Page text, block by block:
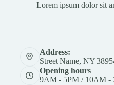
Lorem ipsum dolor sit
Address:
Street Name, NY
Opening hours
9AM - 5PM / 10AM -